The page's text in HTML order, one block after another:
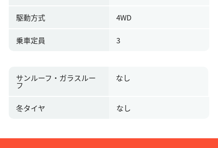
駆動方式 4WD
乗車定員 3
サンルーフ・ガラスルー
フ
なし
冬タイヤ なし